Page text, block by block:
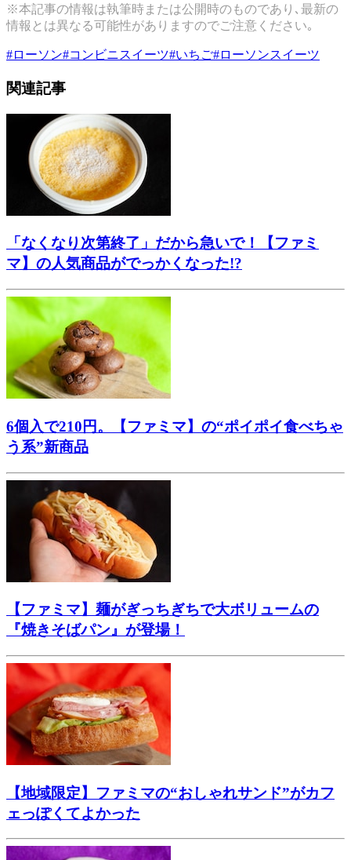
※本記事の情報は執筆時または公開時のものであり､最新の
情報とは異なる可能性がありますのでご注意ください｡
#ローソン#コンビニスイーツ#いちご#ローソンスイーツ
関連記事
「なくなり次第終了」だから急いで！【ファミ
マ】の人気商品がでっかくなった!?
6個入で210円。【ファミマ】の“ポイポイ食べちゃ
う系”新商品
【ファミマ】麺がぎっちぎちで大ボリュームの
『焼きそばパン』が登場！
【地域限定】ファミマの“おしゃれサンド”がカフ
ェっぽくてよかった